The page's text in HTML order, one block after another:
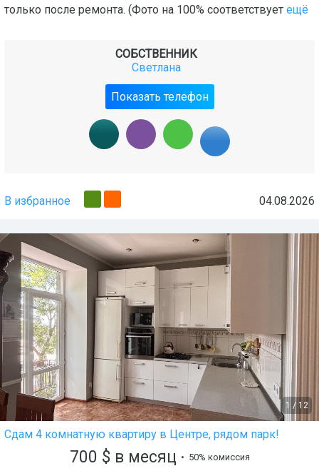
только после ремонта. (Фото на 100% соответствует ещё
СОБСТВЕННИК
Светлана
Показать телефон
В избранное 04.08.2026
1 / 12
Сдам 4 комнатную квартиру в Центре, рядом парк!
700 $ в месяц • 50% комиссия